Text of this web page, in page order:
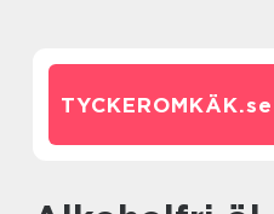
TYCKEROMKÄK.se